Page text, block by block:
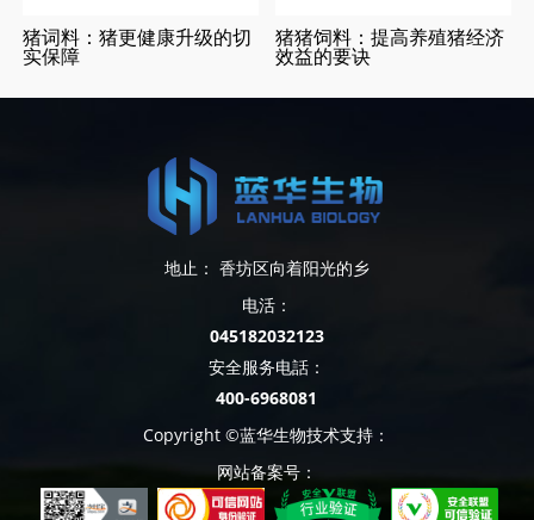
猪词料：猪更健康升级的切
实保障
猪猪饲料：提高养殖猪经济
效益的要诀
地止： 香坊区向着阳光的乡
电活：
045182032123
安全服务电話：
400-6968081
Copyright ©蓝华生物技术支持：
网站备案号：